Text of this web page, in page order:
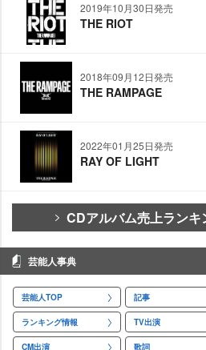
2019年10月30日発売
THE RIOT
2018年09月12日発売
THE RAMPAGE
2022年01月25日発売
RAY OF LIGHT
CDアルバム売上ランキ
芸能人事典
芸能人TOP 記事
ランキング情報 TV出演
CM出演 歌詞